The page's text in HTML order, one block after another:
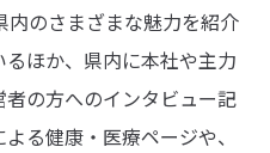
内のさまざまな魅力を紹介
ほか、県内に本社や主力
の方へのインタビュー記
る健康・医療ページや、